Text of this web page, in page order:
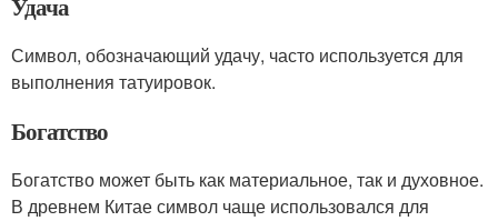
Удача
Символ, обозначающий удачу, часто используется для
выполнения татуировок.
Богатство
Богатство может быть как материальное, так и духовное.
В древнем Китае символ чаще использовался для